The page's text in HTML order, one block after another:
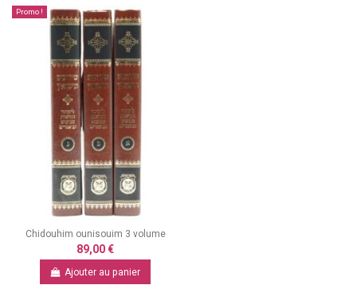
Promo !
Chidouhim ounisouim 3 volume
89,00 €
Ajouter au panier